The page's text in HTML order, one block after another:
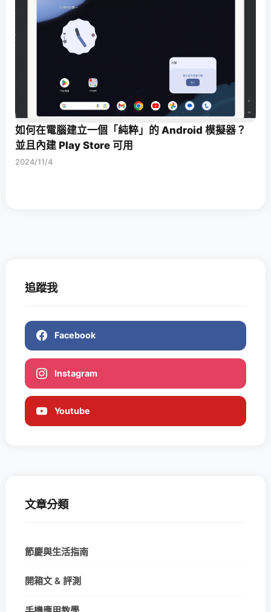
如何在電腦建立一個「純粹」的 Android 模擬器？
並且內建 Play Store 可用
2024/11/4
追蹤我
Facebook
Instagram
Youtube
文章分類
節慶與生活指南
開箱文 & 評測